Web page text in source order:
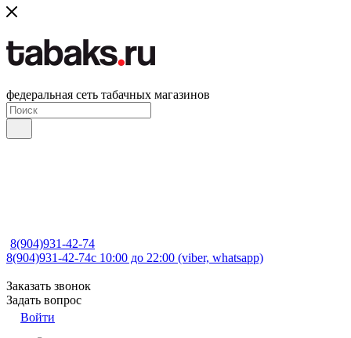
федеральная сеть табачных магазинов
8(904)931-42-74
8(904)931-42-74с 10:00 до 22:00 (viber, whatsapp)
Заказать звонок
Задать вопрос
Войти